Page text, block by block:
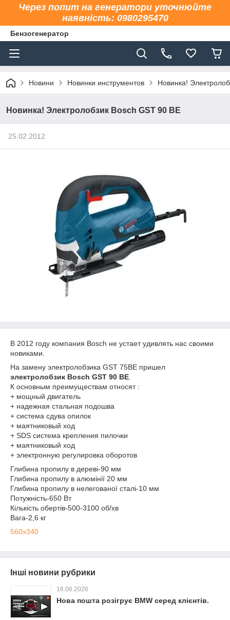
Через попит на генератори уточнюйте
наявність: 0980295470
Бензогенератор
Новини Новинки инструментов Новинка!
Новинка! Электролобзик Bosch GST 90 BE
25.02.2012
В 2012 году компания Bosch не устает удивлять нас своими
новиками.
На замену электролобзика GST 75BE пришел
электролобзик Bosch GST 90 BE
К основным преимуществам относят :
+ мощный двигатель
+ надежная стальная подошва
+ система сдува опилок
+ маятниковый ход
+ SDS система крепления пилочки
+ маятниковый ход
+ электронную регулировка оборотов
Глибина пропилу в дереві-90 мм
Глибина пропилу в алюмінії 20 мм
Глибина пропилу в нелегованої сталі-10 мм
Потужність-650 Вт
Кількість обертів-500-3100 об/хв
Вага-2,6 кг
560x340
Інші новини рубрики
16.06.2026
Нова пошта розігрує BMW серед клієнтів.